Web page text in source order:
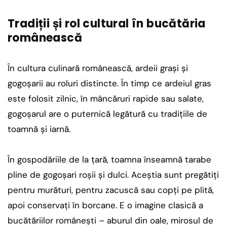
Tradiții și rol cultural în bucătăria
românească
În cultura culinară românească, ardeii grași și
gogoșarii au roluri distincte. În timp ce ardeiul gras
este folosit zilnic, în mâncăruri rapide sau salate,
gogoșarul are o puternică legătură cu tradițiile de
toamnă și iarnă.
În gospodăriile de la țară, toamna înseamnă tarabe
pline de gogoșari roșii și dulci. Aceștia sunt pregătiți
pentru murături, pentru zacuscă sau copți pe plită,
apoi conservați în borcane. E o imagine clasică a
bucătăriilor românești – aburul din oale, mirosul de